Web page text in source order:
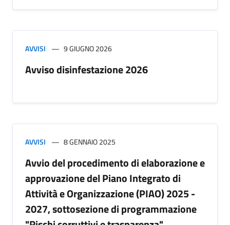
AVVISI 9 GIUGNO 2026
Avviso disinfestazione 2026
AVVISI 8 GENNAIO 2025
Avvio del procedimento di elaborazione e
approvazione del Piano Integrato di
Attività e Organizzazione (PIAO) 2025 -
2027, sottosezione di programmazione